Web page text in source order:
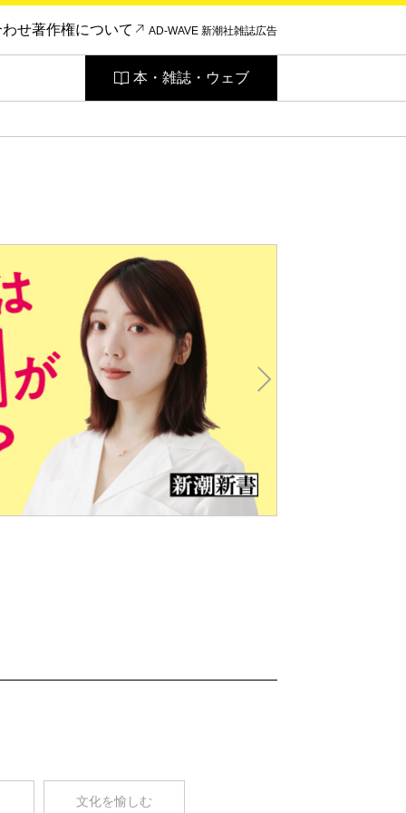
わせ著作権について AD-WAVE 新潮社雑誌広告
本・雑誌・ウェブ
文化を愉しむ